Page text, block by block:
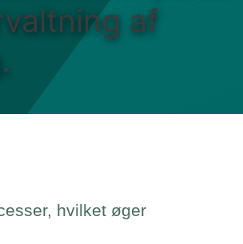
af
hvilket øger